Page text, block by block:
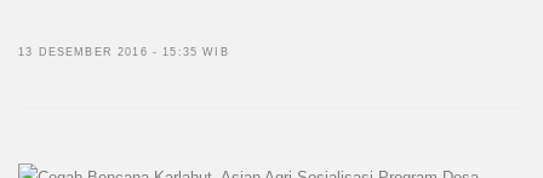
13 DESEMBER 2016 - 15:35 WIB